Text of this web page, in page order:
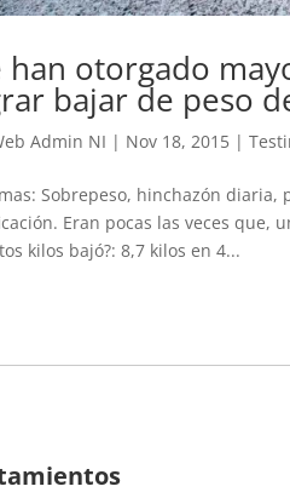
han otorgado
bajar de peso
Admin NI | Nov 18, 2015 |
Sobrepeso, hinchazón
Eran pocas las veces que,
kilos bajó?: 8,7 kilos en 4...